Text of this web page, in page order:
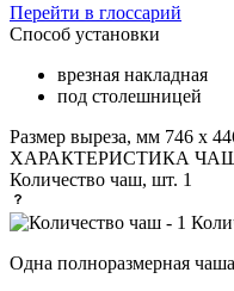
Перейти в глоссарий
Способ установки
врезная накладная
под столешницей
Размер выреза, мм 746 х
ХАРАКТЕРИСТИКА
Количество чаш, шт. 1
Одна полноразмерная